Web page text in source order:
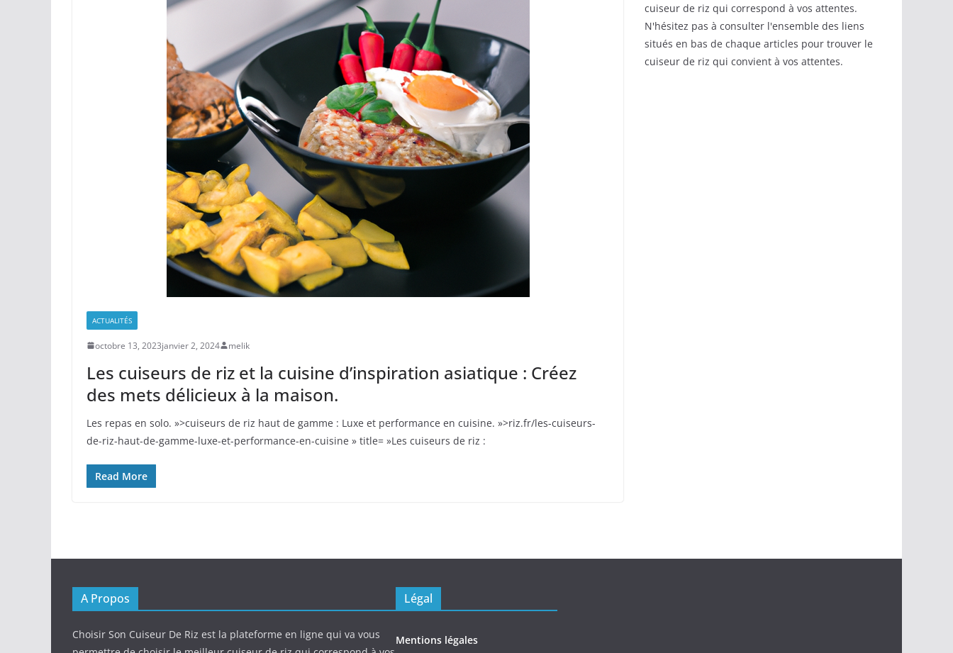
ACTUALITÉS
octobre 13, 2023janvier 2, 2024 melik
Les cuiseurs de riz et la cuisine d’inspiration asiatique : Créez
des mets délicieux à la maison.
Les repas en solo. »>cuiseurs de riz haut de gamme : Luxe et performance en cuisine. »>riz.fr/les-cuiseurs-
de-riz-haut-de-gamme-luxe-et-performance-en-cuisine » title= »Les cuiseurs de riz :
Read More
cuiseur de riz qui correspond à vos attentes.
N'hésitez pas à consulter l'ensemble des liens
situés en bas de chaque articles pour trouver le
cuiseur de riz qui convient à vos attentes.
A Propos
Choisir Son Cuiseur De Riz est la plateforme en ligne qui va vous
Légal
Mentions légales